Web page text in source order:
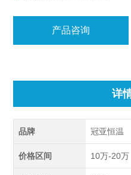
产品咨询
详
品牌 冠亚恒温
价格区间 10万-20万